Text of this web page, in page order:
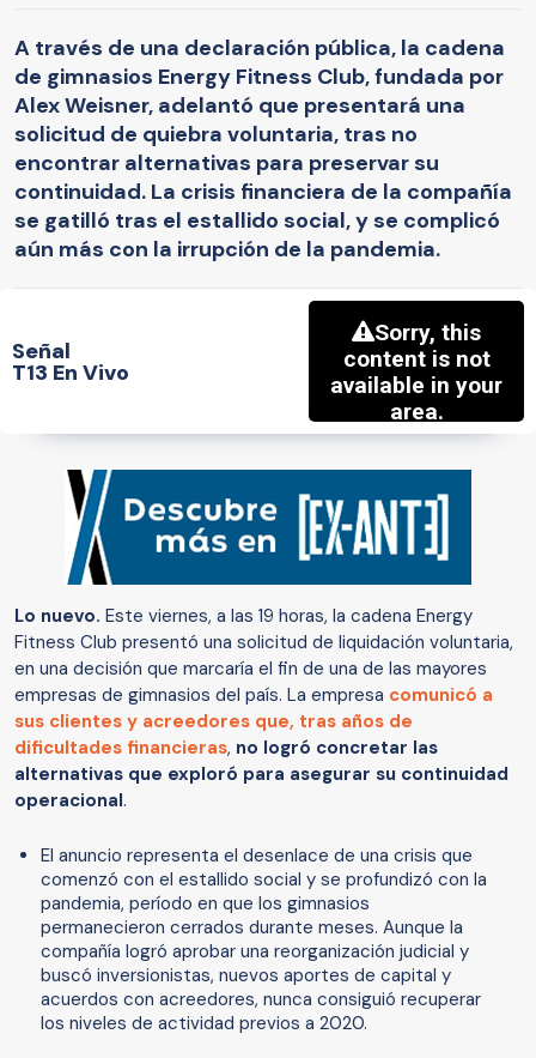
A través de una declaración pública, la cadena
de gimnasios Energy Fitness Club, fundada por
Alex Weisner, adelantó que presentará una
solicitud de quiebra voluntaria, tras no
encontrar alternativas para preservar su
continuidad. La crisis financiera de la compañía
se gatilló tras el estallido social, y se complicó
aún más con la irrupción de la pandemia.
Señal
T13 En Vivo
Lo nuevo. Este viernes, a las 19 horas, la cadena Energy
Fitness Club presentó una solicitud de liquidación voluntaria,
en una decisión que marcaría el fin de una de las mayores
empresas de gimnasios del país. La empresa comunicó a
sus clientes y acreedores que, tras años de
dificultades financieras, no logró concretar las
alternativas que exploró para asegurar su continuidad
operacional.
El anuncio representa el desenlace de una crisis que
comenzó con el estallido social y se profundizó con la
pandemia, período en que los gimnasios
permanecieron cerrados durante meses. Aunque la
compañía logró aprobar una reorganización judicial y
buscó inversionistas, nuevos aportes de capital y
acuerdos con acreedores, nunca consiguió recuperar
los niveles de actividad previos a 2020.